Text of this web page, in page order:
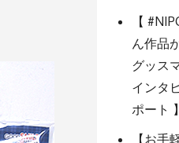
【
ん作品
グッス
インタ
ポート 】
【お手